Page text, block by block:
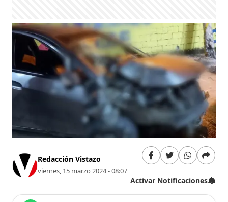
Redacción Vistazo
viernes, 15 marzo 2024 - 08:07
Activar Notificaciones